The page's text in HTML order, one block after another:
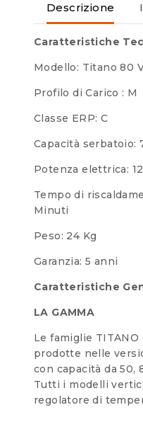
Descrizione
Caratteristiche
Modello: Titano 80
Profilo di Carico : M
Classe ERP: C
Capacità serbatoio:
Potenza elettrica:
Tempo di
Minuti
Peso: 24 Kg
Garanzia: 5 anni
Caratteristiche
LA GAMMA
Le famiglie TITANO
prodotte nelle
con capacità da 50,
Tutti i modelli
regolatore di